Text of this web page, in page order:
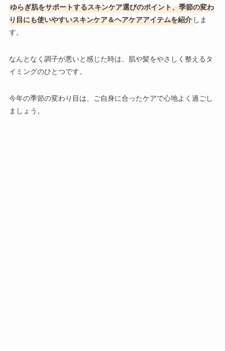
ゆらぎ肌をサポートするスキンケア選びのポイント、季節の変わ
り目にも使いやすいスキンケア＆ヘアケアアイテムを紹介しま
す。
なんとなく調子が悪いと感じた時は、 肌や髪をやさしく整えるタ
イミングのひとつです。
今年の季節の変わり目は、ご自身に合ったケアで心地よく過ごし
ましょう。